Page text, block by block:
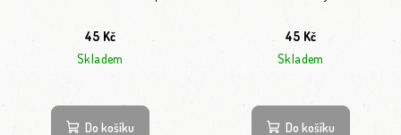
45 Kč
Skladem
Do košíku
45 Kč
Skladem
Do košíku